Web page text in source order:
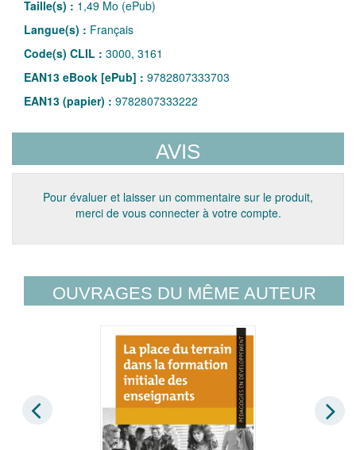
Taille(s) : 1,49 Mo (ePub)
Langue(s) : Français
Code(s) CLIL : 3000, 3161
EAN13 eBook [ePub] : 9782807333703
EAN13 (papier) : 9782807333222
AVIS
Pour évaluer et laisser un commentaire sur le produit,
merci de vous connecter à votre compte.
OUVRAGES DU MÊME AUTEUR